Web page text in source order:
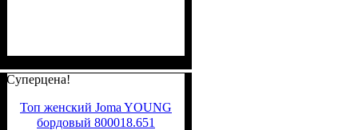
Суперцена!
Топ женский Joma YOUNG
бордовый 800018.651